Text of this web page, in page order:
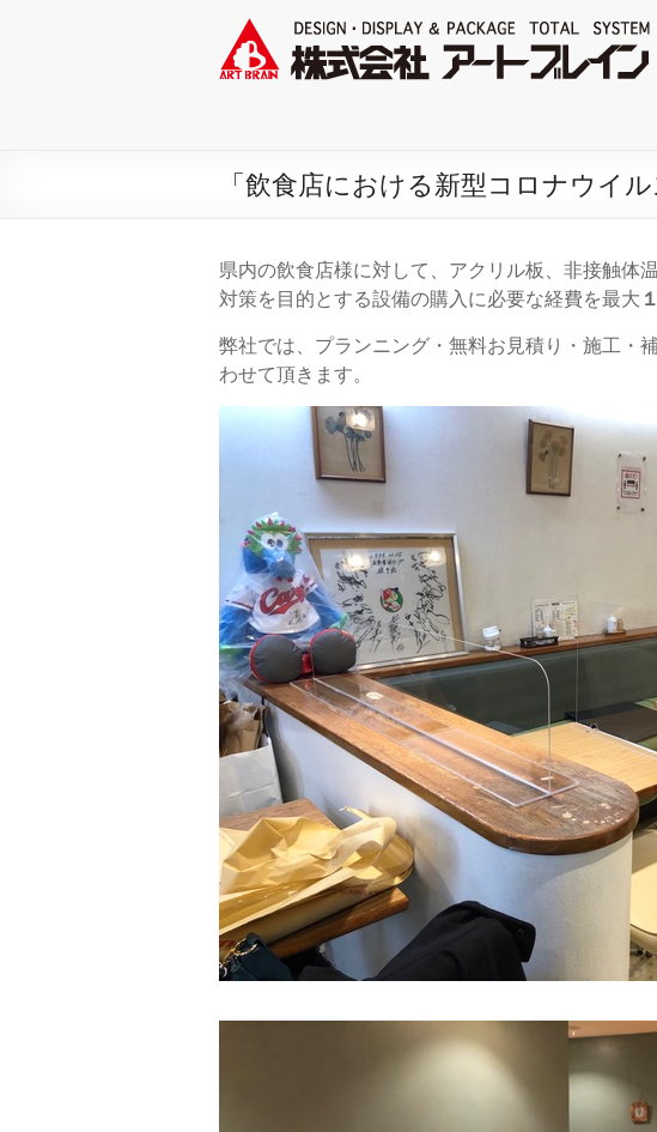
「飲食店における新型コロナウイ
県内の飲食店様に対して、アクリル板、非接触体
対策を目的とする設備の購入に必要な経費を最大
弊社では、プランニング・無料お見積り・施工・
わせて頂きます。